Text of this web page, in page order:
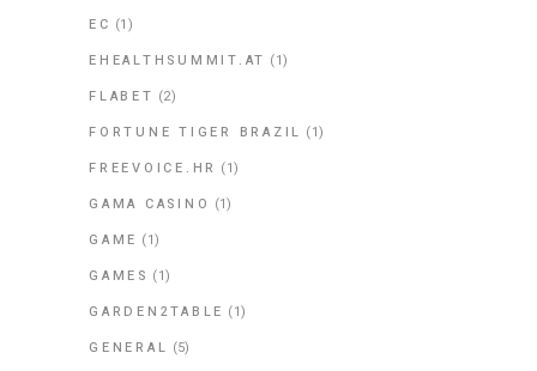
EC (1)
EHEALTHSUMMIT.AT (1)
FLABET (2)
FORTUNE TIGER BRAZIL (1)
FREEVOICE.HR (1)
GAMA CASINO (1)
GAME (1)
GAMES (1)
GARDEN2TABLE (1)
GENERAL (5)